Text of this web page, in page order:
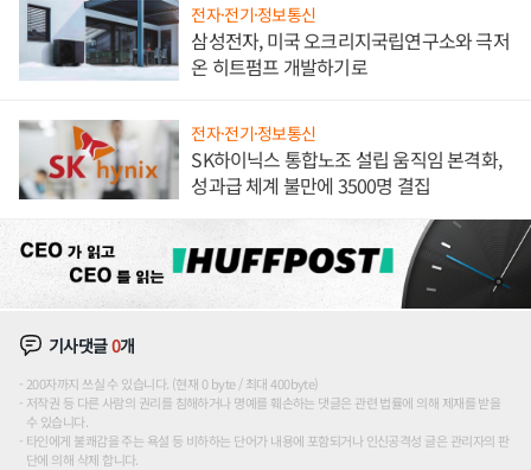
전자·전기·정보통신
삼성전자, 미국 오크리지국립연구소와 극저
온 히트펌프 개발하기로
전자·전기·정보통신
SK하이닉스 통합노조 설립 움직임 본격화,
성과급 체계 불만에 3500명 결집
기사댓글0개
200자까지 쓰실 수 있습니다. (현재 0 byte / 최대 400byte)
저작권 등 다른 사람의 권리를 침해하거나 명예를 훼손하는 댓글은 관련 법률에 의해 제재를 받을
수 있습니다.
타인에게 불쾌감을 주는 욕설 등 비하하는 단어가 내용에 포함되거나 인신공격성 글은 관리자의 판
단에 의해 삭제 합니다.